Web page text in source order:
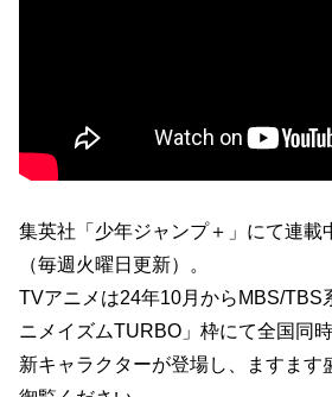
集英社「少年ジャンプ＋」にて連載
（毎週火曜日更新）。
TVアニメは24年10月からMBS/TBS
ニメイズムTURBO」枠にて全国同時
新キャラクターが登場し、ますます